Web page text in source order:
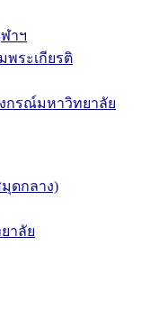
าฯ
พระเกียรติ
กรณ์มหาวิทยาลัย
ดกลาง)
าลัย